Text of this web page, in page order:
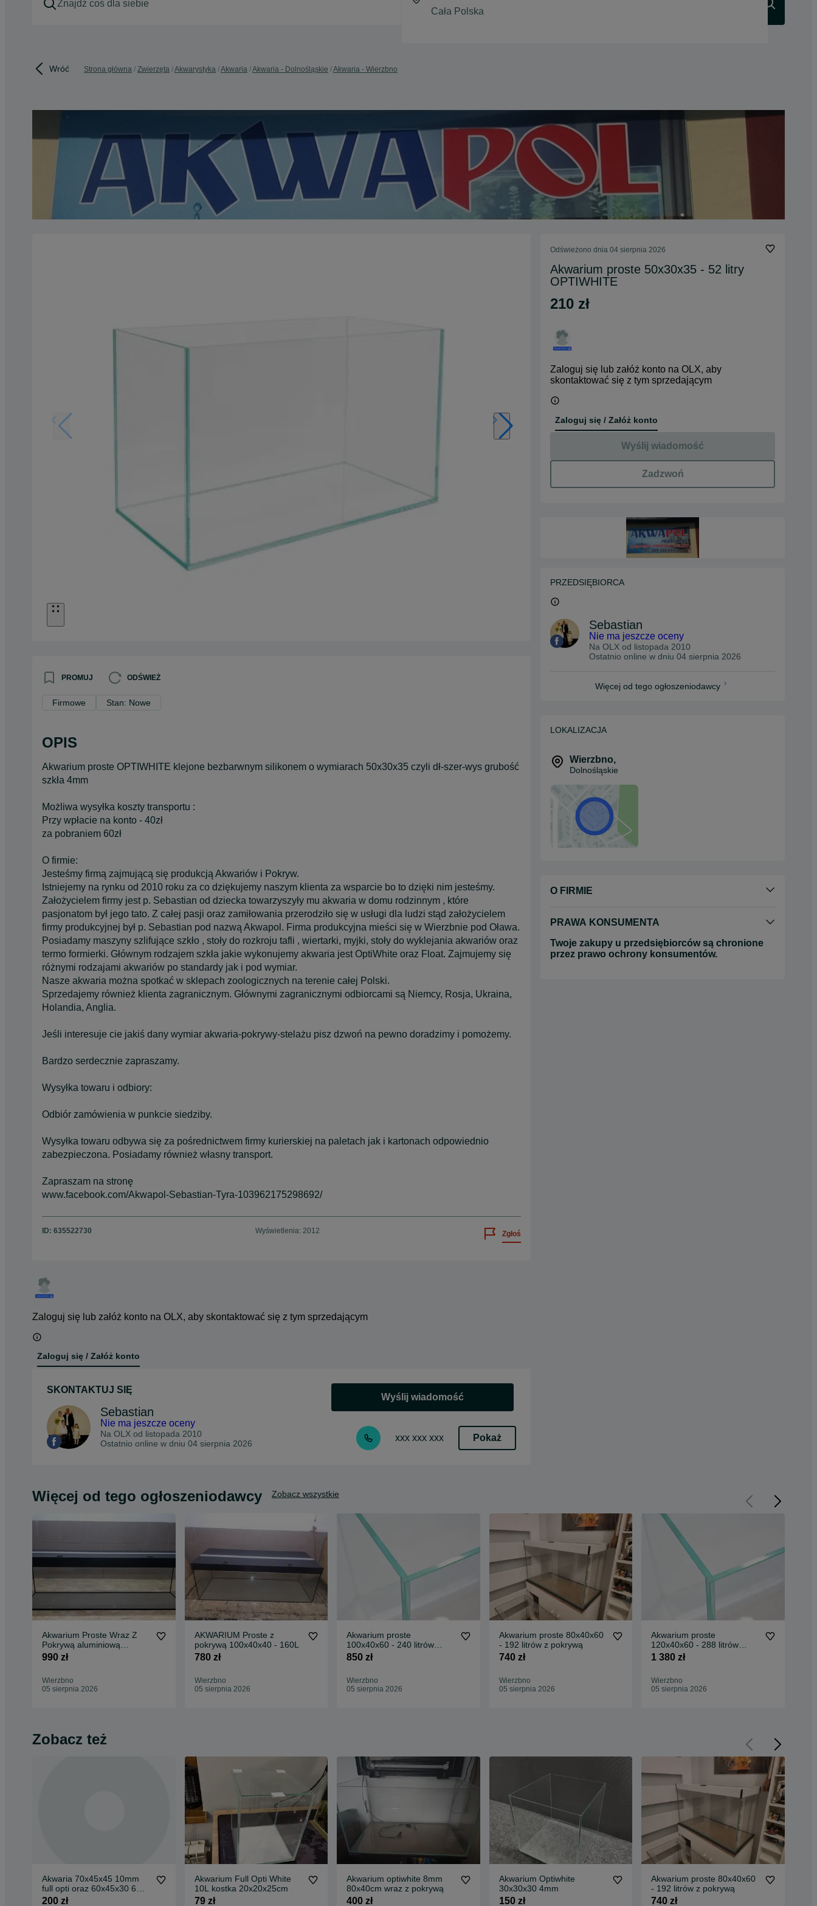
Wróć Strona główna Zwierzęta Akwarystyka Akwaria Akwaria - Dolnośląskie Akwaria - Wierzbno
PROMUJ ODŚWIEŻ
Firmowe Stan: Nowe
OPIS
Akwarium proste OPTIWHITE klejone bezbarwnym silikonem o wymiarach 50x30x35 czyli dł-szer-wys grubość
szkła 4mm
Możliwa wysyłka koszty transportu :
Przy wpłacie na konto - 40zł
za pobraniem 60zł
O firmie:
Jesteśmy firmą zajmującą się produkcją Akwariów i Pokryw.
Istniejemy na rynku od 2010 roku za co dziękujemy naszym klienta za wsparcie bo to dzięki nim jesteśmy.
Założycielem firmy jest p. Sebastian od dziecka towarzyszyły mu akwaria w domu rodzinnym , które
pasjonatom był jego tato. Z całej pasji oraz zamiłowania przerodziło się w usługi dla ludzi stąd założycielem
firmy produkcyjnej był p. Sebastian pod nazwą Akwapol. Firma produkcyjna mieści się w Wierzbnie pod Oława.
Posiadamy maszyny szlifujące szkło , stoły do rozkroju tafli , wiertarki, myjki, stoły do wyklejania akwariów oraz
termo formierki. Głównym rodzajem szkła jakie wykonujemy akwaria jest OptiWhite oraz Float. Zajmujemy się
różnymi rodzajami akwariów po standardy jak i pod wymiar.
Nasze akwaria można spotkać w sklepach zoologicznych na terenie całej Polski.
Sprzedajemy również klienta zagranicznym. Głównymi zagranicznymi odbiorcami są Niemcy, Rosja, Ukraina,
Holandia, Anglia.
Jeśli interesuje cie jakiś dany wymiar akwaria-pokrywy-stelażu pisz dzwoń na pewno doradzimy i pomożemy.
Bardzo serdecznie zapraszamy.
Wysyłka towaru i odbiory:
Odbiór zamówienia w punkcie siedziby.
Wysyłka towaru odbywa się za pośrednictwem firmy kurierskiej na paletach jak i kartonach odpowiednio
zabezpieczona. Posiadamy również własny transport.
Zapraszam na stronę
www.facebook.com/Akwapol-Sebastian-Tyra-103962175298692/
ID: 635522730 Wyświetlenia: 2012 Zgłoś
Zaloguj się lub załóż konto na OLX, aby skontaktować się z tym sprzedającym
Zaloguj się / Załóż konto
SKONTAKTUJ SIĘ
Sebastian
Nie ma jeszcze oceny
Na OLX od listopada 2010
Ostatnio online w dniu 04 sierpnia 2026
Wyślij wiadomość
xxx xxx xxx Pokaż
Odświeżono dnia 04 sierpnia 2026
Akwarium proste 50x30x35 - 52 litry
OPTIWHITE
210 zł
Zaloguj się lub załóż konto na OLX, aby
skontaktować się z tym sprzedającym
Zaloguj się / Załóż konto
Wyślij wiadomość
Zadzwoń
PRZEDSIĘBIORCA
Sebastian
Nie ma jeszcze oceny
Na OLX od listopada 2010
Ostatnio online w dniu 04 sierpnia 2026
Więcej od tego ogłoszeniodawcy
LOKALIZACJA
Wierzbno,
Dolnośląskie
O FIRMIE
PRAWA KONSUMENTA
Twoje zakupy u przedsiębiorców są chronione
przez prawo ochrony konsumentów.
Więcej od tego ogłoszeniodawcy Zobacz wszystkie
Akwarium Proste Wraz Z
Pokrywą aluminiową
120x40x50 - 240L
990 zł
Wierzbno
05 sierpnia 2026
AKWARIUM Proste z
pokrywą 100x40x40 - 160L
780 zł
Wierzbno
05 sierpnia 2026
Akwarium proste
100x40x60 - 240 litrów
OPTIWHITE
850 zł
Wierzbno
05 sierpnia 2026
Akwarium proste 80x40x60
- 192 litrów z pokrywą
740 zł
Wierzbno
05 sierpnia 2026
Akwarium proste
120x40x60 - 288 litrów
OPTIWHITE
1 380 zł
Wierzbno
05 sierpnia 2026
Zobacz też
Akwaria 70x45x45 10mm
full opti oraz 60x45x30 6mm
full opti
200 zł
Akwarium Full Opti White
10L kostka 20x20x25cm
79 zł
Akwarium optiwhite 8mm
80x40cm wraz z pokrywą
400 zł
Akwarium Optiwhite
30x30x30 4mm
150 zł
Akwarium proste 80x40x60
- 192 litrów z pokrywą
740 zł